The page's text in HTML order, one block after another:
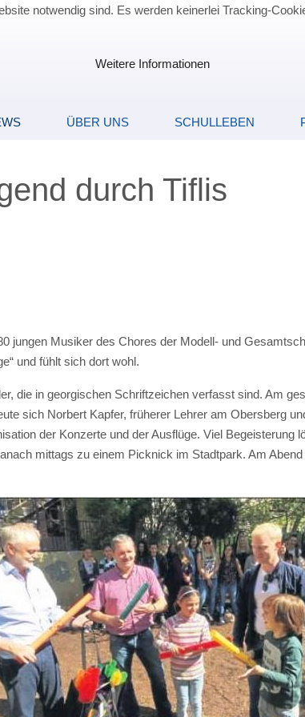
ÜBER UNS SCHULLEBEN
durch Tiflis
in Georgien
jungen Musiker des Chores der Modell- und
und fühlt sich dort wohl.
die in georgischen Schriftzeichen verfasst sind. Am
sich Norbert Kapfer, früherer Lehrer am Obersberg
der Konzerte und der Ausflüge. Viel Begeisterung
mittags zu einem Picknick im Stadtpark. Am
notwendig sind. Es werden keinerlei Tracking-
Weitere Informationen